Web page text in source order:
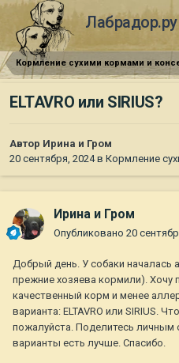
Кормление сухими кормами и
ELTAVRO или SIRIUS?
Автор Ирина и Гром
20 сентября, 2024в Кормление
Ирина и Гром
Опубликовано 20
Добрый день. У собаки началась
прежние хозяева кормили). Хочу
качественный корм и менее
варианта: ELTAVRO или SIRIUS.
пожалуйста. Поделитесь
варианты есть лучше. Спасибо.